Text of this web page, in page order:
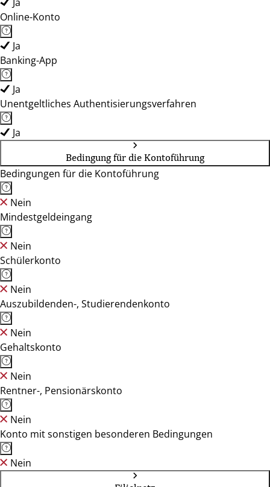
Online-Konto
Ja
Banking-App
Ja
Unentgeltliches Authentisierungsverfahren
Ja
Bedingung für die Kontoführung
Bedingungen für die Kontoführung
Nein
Mindestgeldeingang
Nein
Schülerkonto
Nein
Auszubildenden-, Studierendenkonto
Nein
Gehaltskonto
Nein
Rentner-, Pensionärskonto
Nein
Konto mit sonstigen besonderen Bedingungen
Nein